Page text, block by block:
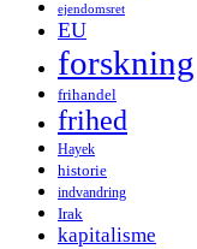
ejendomsret
EU
forskning
frihandel
frihed
Hayek
historie
indvandring
Irak
kapitalisme